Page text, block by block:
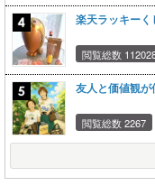
楽天ラッキーく
閲覧総数
友人と価値観が
閲覧総数 2267